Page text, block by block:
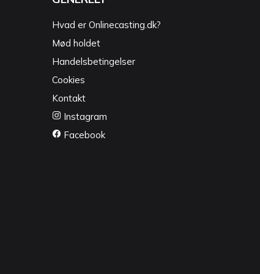
Hvad er Onlinecasting.dk?
Mød holdet
Handelsbetingelser
Cookies
Kontakt
Instagram
Facebook